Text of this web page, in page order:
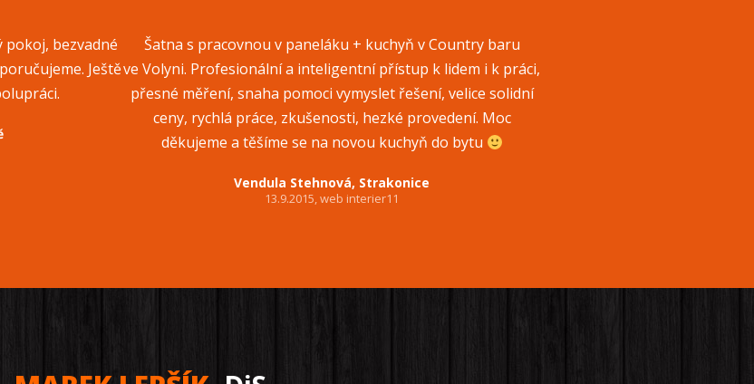
pokoj, bezvadné
Ještě
Šatna s pracovnou v paneláku + kuchyň v Country baru
ve Volyni. Profesionální a inteligentní přístup k lidem i k práci,
přesné měření, snaha pomoci vymyslet řešení, velice solidní
ceny, rychlá práce, zkušenosti, hezké provedení. Moc
děkujeme a těšíme se na novou kuchyň do bytu
Vendula Stehnová, Strakonice
13.9.2015, web interier11